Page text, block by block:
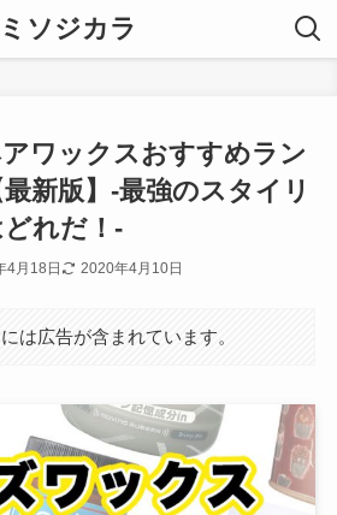
ミソジカラ
ワックスおすすめラン
新版】-最強のスタイリ
れだ！-
4月18日 2020年4月10日
は広告が含まれています。